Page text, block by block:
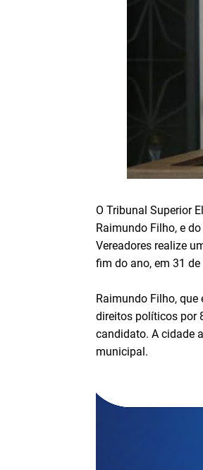
O Tribunal Superior
Raimundo Filho, e
Vereadores realize
fim do ano, em 31 de
Raimundo Filho,
direitos políticos por
candidato. A cidade
municipal.